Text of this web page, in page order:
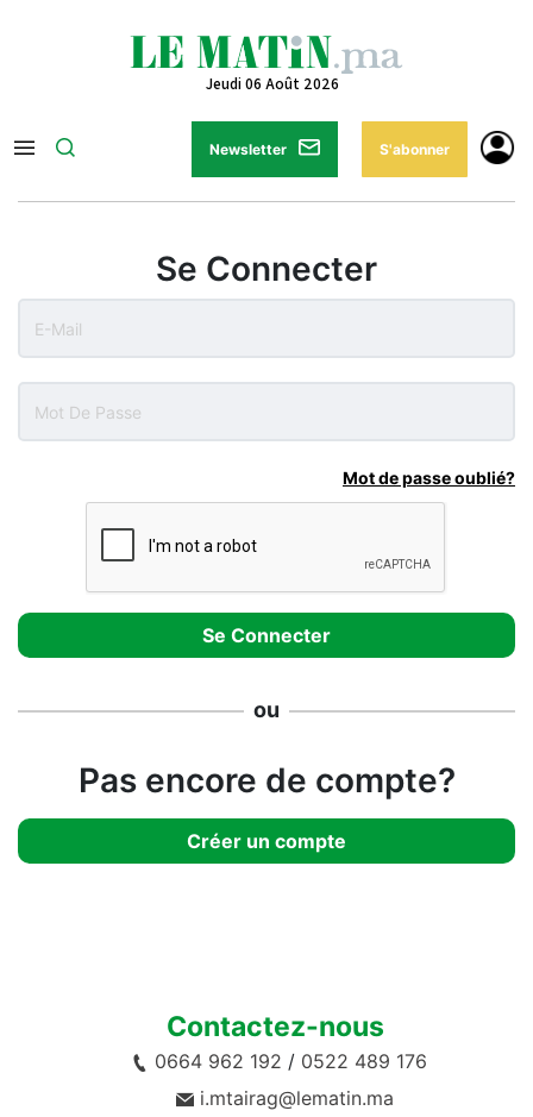
Jeudi 06 Août 2026
Newsletter S'abonner
Se Connecter
Mot de passe oublié?
ou
Pas encore de compte?
Créer un compte
Contactez-nous
0664 962 192 / 0522 489 176
i.mtairag@lematin.ma